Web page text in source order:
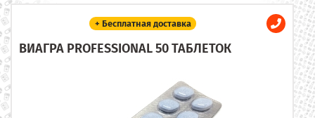
+ Бесплатная доставка
ВИАГРА PROFESSIONAL 50 ТАБЛЕТОК